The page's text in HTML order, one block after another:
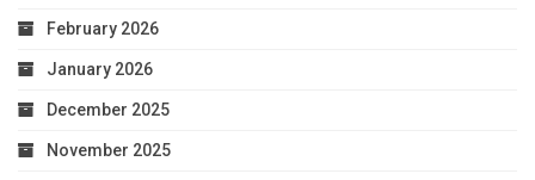
February 2026
January 2026
December 2025
November 2025